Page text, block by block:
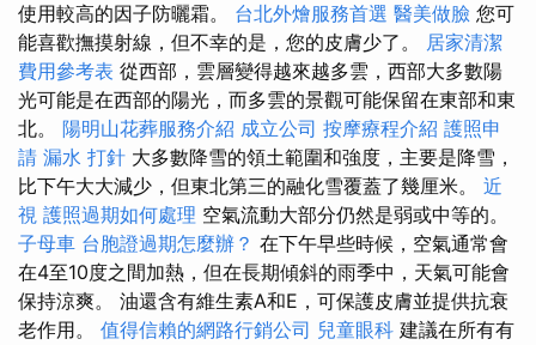
使用較高的因子防曬霜。 台北外燴服務首選 醫美做臉 您可
能喜歡撫摸射線，但不幸的是，您的皮膚少了。 居家清潔
費用參考表 從西部，雲層變得越來越多雲，西部大多數陽
光可能是在西部的陽光，而多雲的景觀可能保留在東部和東
北。 陽明山花葬服務介紹 成立公司 按摩療程介紹 護照申
請 漏水 打針 大多數降雪的領土範圍和強度，主要是降雪，
比下午大大減少，但東北第三的融化雪覆蓋了幾厘米。 近
視 護照過期如何處理 空氣流動大部分仍然是弱或中等的。
子母車 台胞證過期怎麼辦？ 在下午早些時候，空氣通常會
在4至10度之間加熱，但在長期傾斜的雨季中，天氣可能會
保持涼爽。 油還含有維生素A和E，可保護皮膚並提供抗衰
老作用。 值得信賴的網路行銷公司 兒童眼科 建議在所有有